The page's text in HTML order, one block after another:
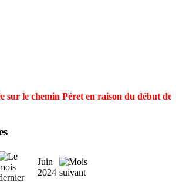
le chemin Péret en raison du début
Juin
2024